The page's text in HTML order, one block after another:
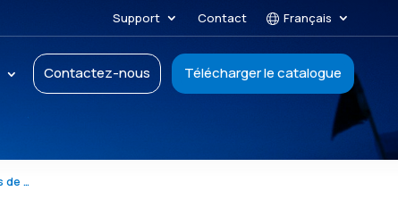
Support Contact Français
Contactez-nous Télécharger le catalogue
Gaz à effet de serre : causes, effets et systèmes de mesure pour l’action climatique